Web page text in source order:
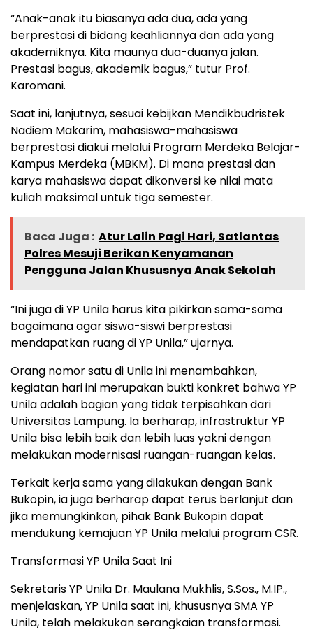
“Anak-anak itu biasanya ada dua, ada yang
berprestasi di bidang keahliannya dan ada yang
akademiknya. Kita maunya dua-duanya jalan.
Prestasi bagus, akademik bagus,” tutur Prof.
Karomani.
Saat ini, lanjutnya, sesuai kebijkan Mendikbudristek
Nadiem Makarim, mahasiswa-mahasiswa
berprestasi diakui melalui Program Merdeka Belajar-
Kampus Merdeka (MBKM). Di mana prestasi dan
karya mahasiswa dapat dikonversi ke nilai mata
kuliah maksimal untuk tiga semester.
Baca Juga : Atur Lalin Pagi Hari, Satlantas
Polres Mesuji Berikan Kenyamanan
Pengguna Jalan Khususnya Anak Sekolah
“Ini juga di YP Unila harus kita pikirkan sama-sama
bagaimana agar siswa-siswi berprestasi
mendapatkan ruang di YP Unila,” ujarnya.
Orang nomor satu di Unila ini menambahkan,
kegiatan hari ini merupakan bukti konkret bahwa YP
Unila adalah bagian yang tidak terpisahkan dari
Universitas Lampung. Ia berharap, infrastruktur YP
Unila bisa lebih baik dan lebih luas yakni dengan
melakukan modernisasi ruangan-ruangan kelas.
Terkait kerja sama yang dilakukan dengan Bank
Bukopin, ia juga berharap dapat terus berlanjut dan
jika memungkinkan, pihak Bank Bukopin dapat
mendukung kemajuan YP Unila melalui program CSR.
Transformasi YP Unila Saat Ini
Sekretaris YP Unila Dr. Maulana Mukhlis, S.Sos., M.IP.,
menjelaskan, YP Unila saat ini, khususnya SMA YP
Unila, telah melakukan serangkaian transformasi.